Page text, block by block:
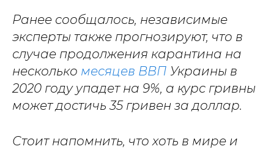
Ранее сообщалось, независимые
эксперты также прогнозируют, что в
случае продолжения карантина на
несколько месяцев ВВП Украины в
2020 году упадет на 9%, а курс гривны
может достичь 35 гривен за доллар.
Стоит напомнить, что хоть в мире и